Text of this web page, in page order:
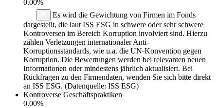
0.00%
Es wird die Gewichtung von Firmen im Fonds
dargestellt, die laut ISS ESG in schwere oder sehr schwere
Kontroversen im Bereich Korruption involviert sind. Hierzu
zählen Verletzungen internationaler Anti-
Korruptionsstandards, wie u.a. die UN-Konvention gegen
Korruption. Die Bewertungen werden bei relevanten neuen
Informationen oder mindestens jährlich aktualisiert. Bei
Rückfragen zu den Firmendaten, wenden Sie sich bitte direkt
an ISS ESG. (Datenquelle: ISS ESG)
Kontroverse Geschäftspraktiken
0.00%